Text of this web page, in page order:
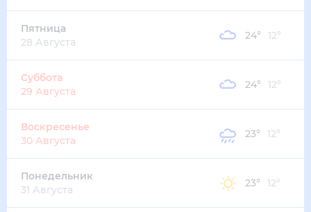
Пятница
28 Августа
24° 12°
Суббота
29 Августа
24° 12°
Воскресенье
30 Августа
23° 12°
Понедельник
31 Августа
23° 12°